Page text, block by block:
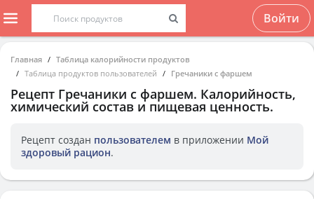
Войти
Главная
Таблица калорийности продуктов
Таблица продуктов пользователей
Гречаники с фаршем
Рецепт Гречаники с фаршем. Калорийность,
химический состав и пищевая ценность.
Рецепт создан пользователем в приложении Мой
здоровый рацион.